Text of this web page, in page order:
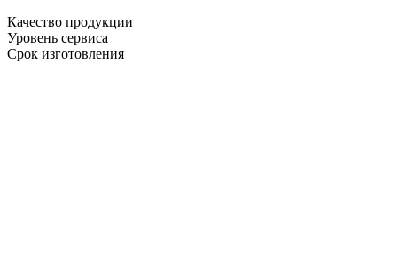
Качество продукции
Уровень сервиса
Срок изготовления